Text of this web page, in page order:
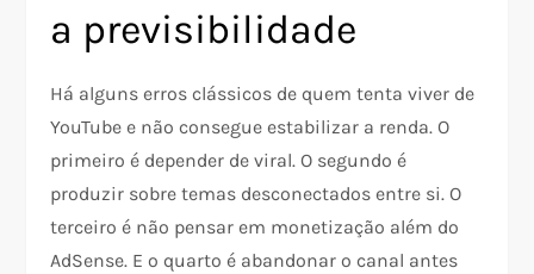
a previsibilidade
Há alguns erros clássicos de quem tenta viver de
YouTube e não consegue estabilizar a renda. O
primeiro é depender de viral. O segundo é
produzir sobre temas desconectados entre si. O
terceiro é não pensar em monetização além do
AdSense. E o quarto é abandonar o canal antes